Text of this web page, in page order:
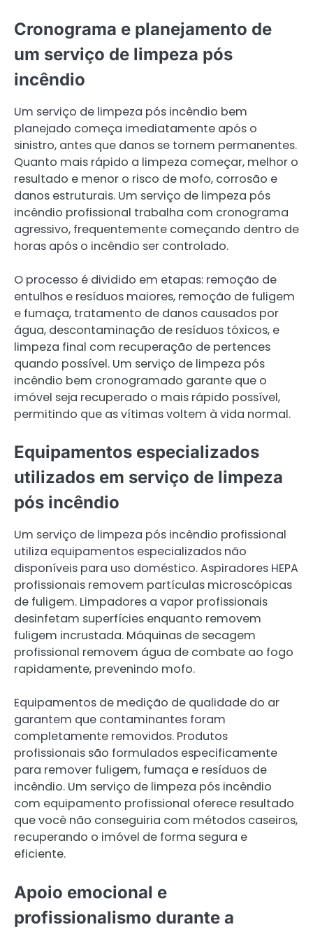
Cronograma e planejamento de
um serviço de limpeza pós
incêndio
Um serviço de limpeza pós incêndio bem
planejado começa imediatamente após o
sinistro, antes que danos se tornem permanentes.
Quanto mais rápido a limpeza começar, melhor o
resultado e menor o risco de mofo, corrosão e
danos estruturais. Um serviço de limpeza pós
incêndio profissional trabalha com cronograma
agressivo, frequentemente começando dentro de
horas após o incêndio ser controlado.
O processo é dividido em etapas: remoção de
entulhos e resíduos maiores, remoção de fuligem
e fumaça, tratamento de danos causados por
água, descontaminação de resíduos tóxicos, e
limpeza final com recuperação de pertences
quando possível. Um serviço de limpeza pós
incêndio bem cronogramado garante que o
imóvel seja recuperado o mais rápido possível,
permitindo que as vítimas voltem à vida normal.
Equipamentos especializados
utilizados em serviço de limpeza
pós incêndio
Um serviço de limpeza pós incêndio profissional
utiliza equipamentos especializados não
disponíveis para uso doméstico. Aspiradores HEPA
profissionais removem partículas microscópicas
de fuligem. Limpadores a vapor profissionais
desinfetam superfícies enquanto removem
fuligem incrustada. Máquinas de secagem
profissional removem água de combate ao fogo
rapidamente, prevenindo mofo.
Equipamentos de medição de qualidade do ar
garantem que contaminantes foram
completamente removidos. Produtos
profissionais são formulados especificamente
para remover fuligem, fumaça e resíduos de
incêndio. Um serviço de limpeza pós incêndio
com equipamento profissional oferece resultado
que você não conseguiria com métodos caseiros,
recuperando o imóvel de forma segura e
eficiente.
Apoio emocional e
profissionalismo durante a